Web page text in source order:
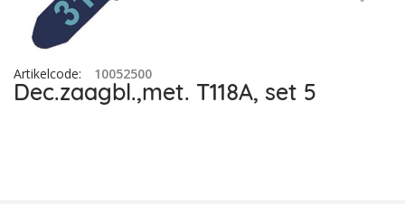
Artikelcode: 10052500
Dec.zaagbl.,met. T118A, set 5